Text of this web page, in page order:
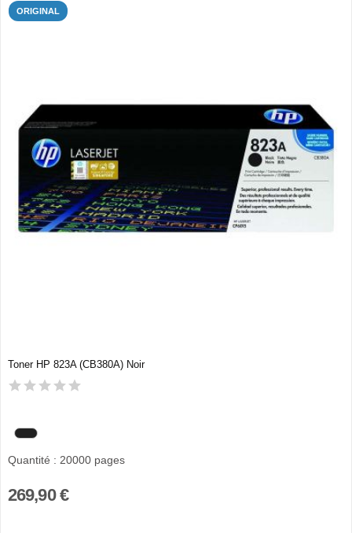
ORIGINAL
Toner HP 823A (CB380A) Noir
Quantité : 20000 pages
269,90 €